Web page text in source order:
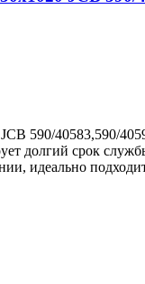
590/40583,590/
долгий срок
идеально